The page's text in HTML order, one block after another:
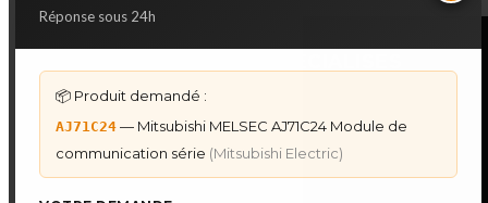
Réponse sous 24h
📦 Produit demandé :
AJ71C24 — Mitsubishi MELSEC AJ71C24 Module de
communication série (Mitsubishi Electric)
DÉPANNAGE AUTOMATES
Dépannage Schneider Modicon